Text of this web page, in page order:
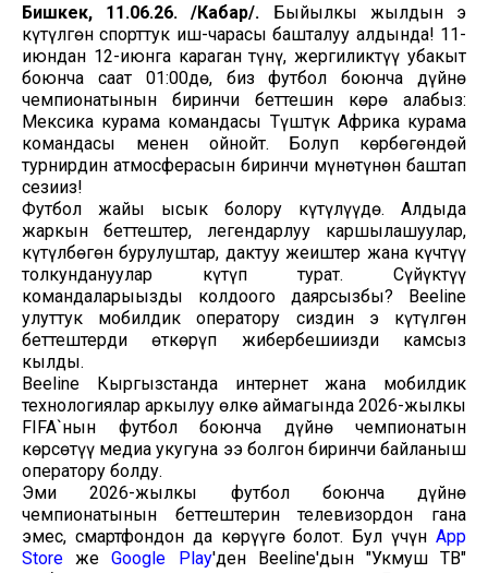
Бишкек, 11.06.26. /Кабар/. Быйылкы жылдын эң
күтүлгөн спорттук иш-чарасы башталуу алдында! 11-
июндан 12-июнга караган түнү, жергиликтүү убакыт
боюнча саат 01:00дө, биз футбол боюнча дүйнө
чемпионатынын биринчи беттешин көрө алабыз:
Мексика курама командасы Түштүк Африка курама
командасы менен ойнойт. Болуп көрбөгөндөй
турнирдин атмосферасын биринчи мүнөтүнөн баштап
сезиңиз!
Футбол жайы ысык болору күтүлүүдө. Алдыда
жаркын беттештер, легендарлуу каршылашуулар,
күтүлбөгөн бурулуштар, даңктуу жеңиштер жана күчтүү
толкундануулар күтүп турат. Сүйүктүү
командаларыңызды колдоого даярсызбы? Beeline
улуттук мобилдик оператору сиздин эң күтүлгөн
беттештерди өткөрүп жибербешиңизди камсыз
кылды.
Beeline Кыргызстанда интернет жана мобилдик
технологиялар аркылуу өлкө аймагында 2026-жылкы
FIFA`нын футбол боюнча дүйнө чемпионатын
көрсөтүү медиа укугуна ээ болгон биринчи байланыш
оператору болду.
Эми 2026-жылкы футбол боюнча дүйнө
чемпионатынын беттештерин телевизордон гана
эмес, смартфондон да көрүүгө болот. Бул үчүн App
Store жеGoogle Play'ден Beeline'дын "Укмуш ТВ"